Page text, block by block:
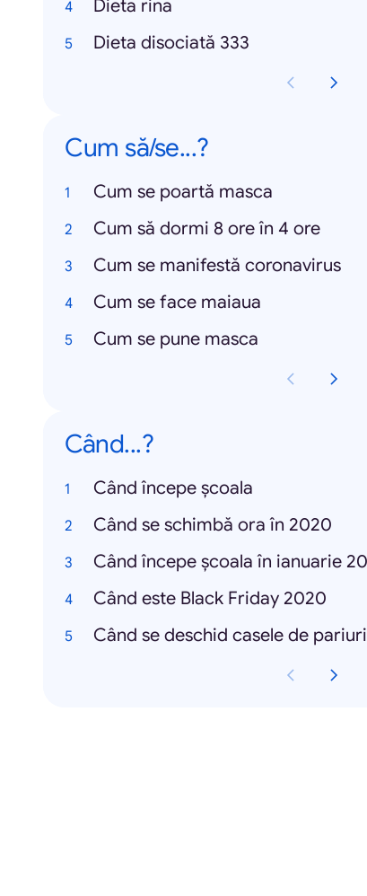
Dieta rina
Dieta disociată 333
Cum să/se...?
Cum se poartă masca
Cum să dormi 8 ore în 4 ore
Cum se manifestă coronavirus
Cum se face maiaua
Cum se pune masca
Când...?
Când începe școala
Când se schimbă ora în 2020
Când începe școala în ianuarie
Când este Black Friday 2020
Când se deschid casele de pariuri